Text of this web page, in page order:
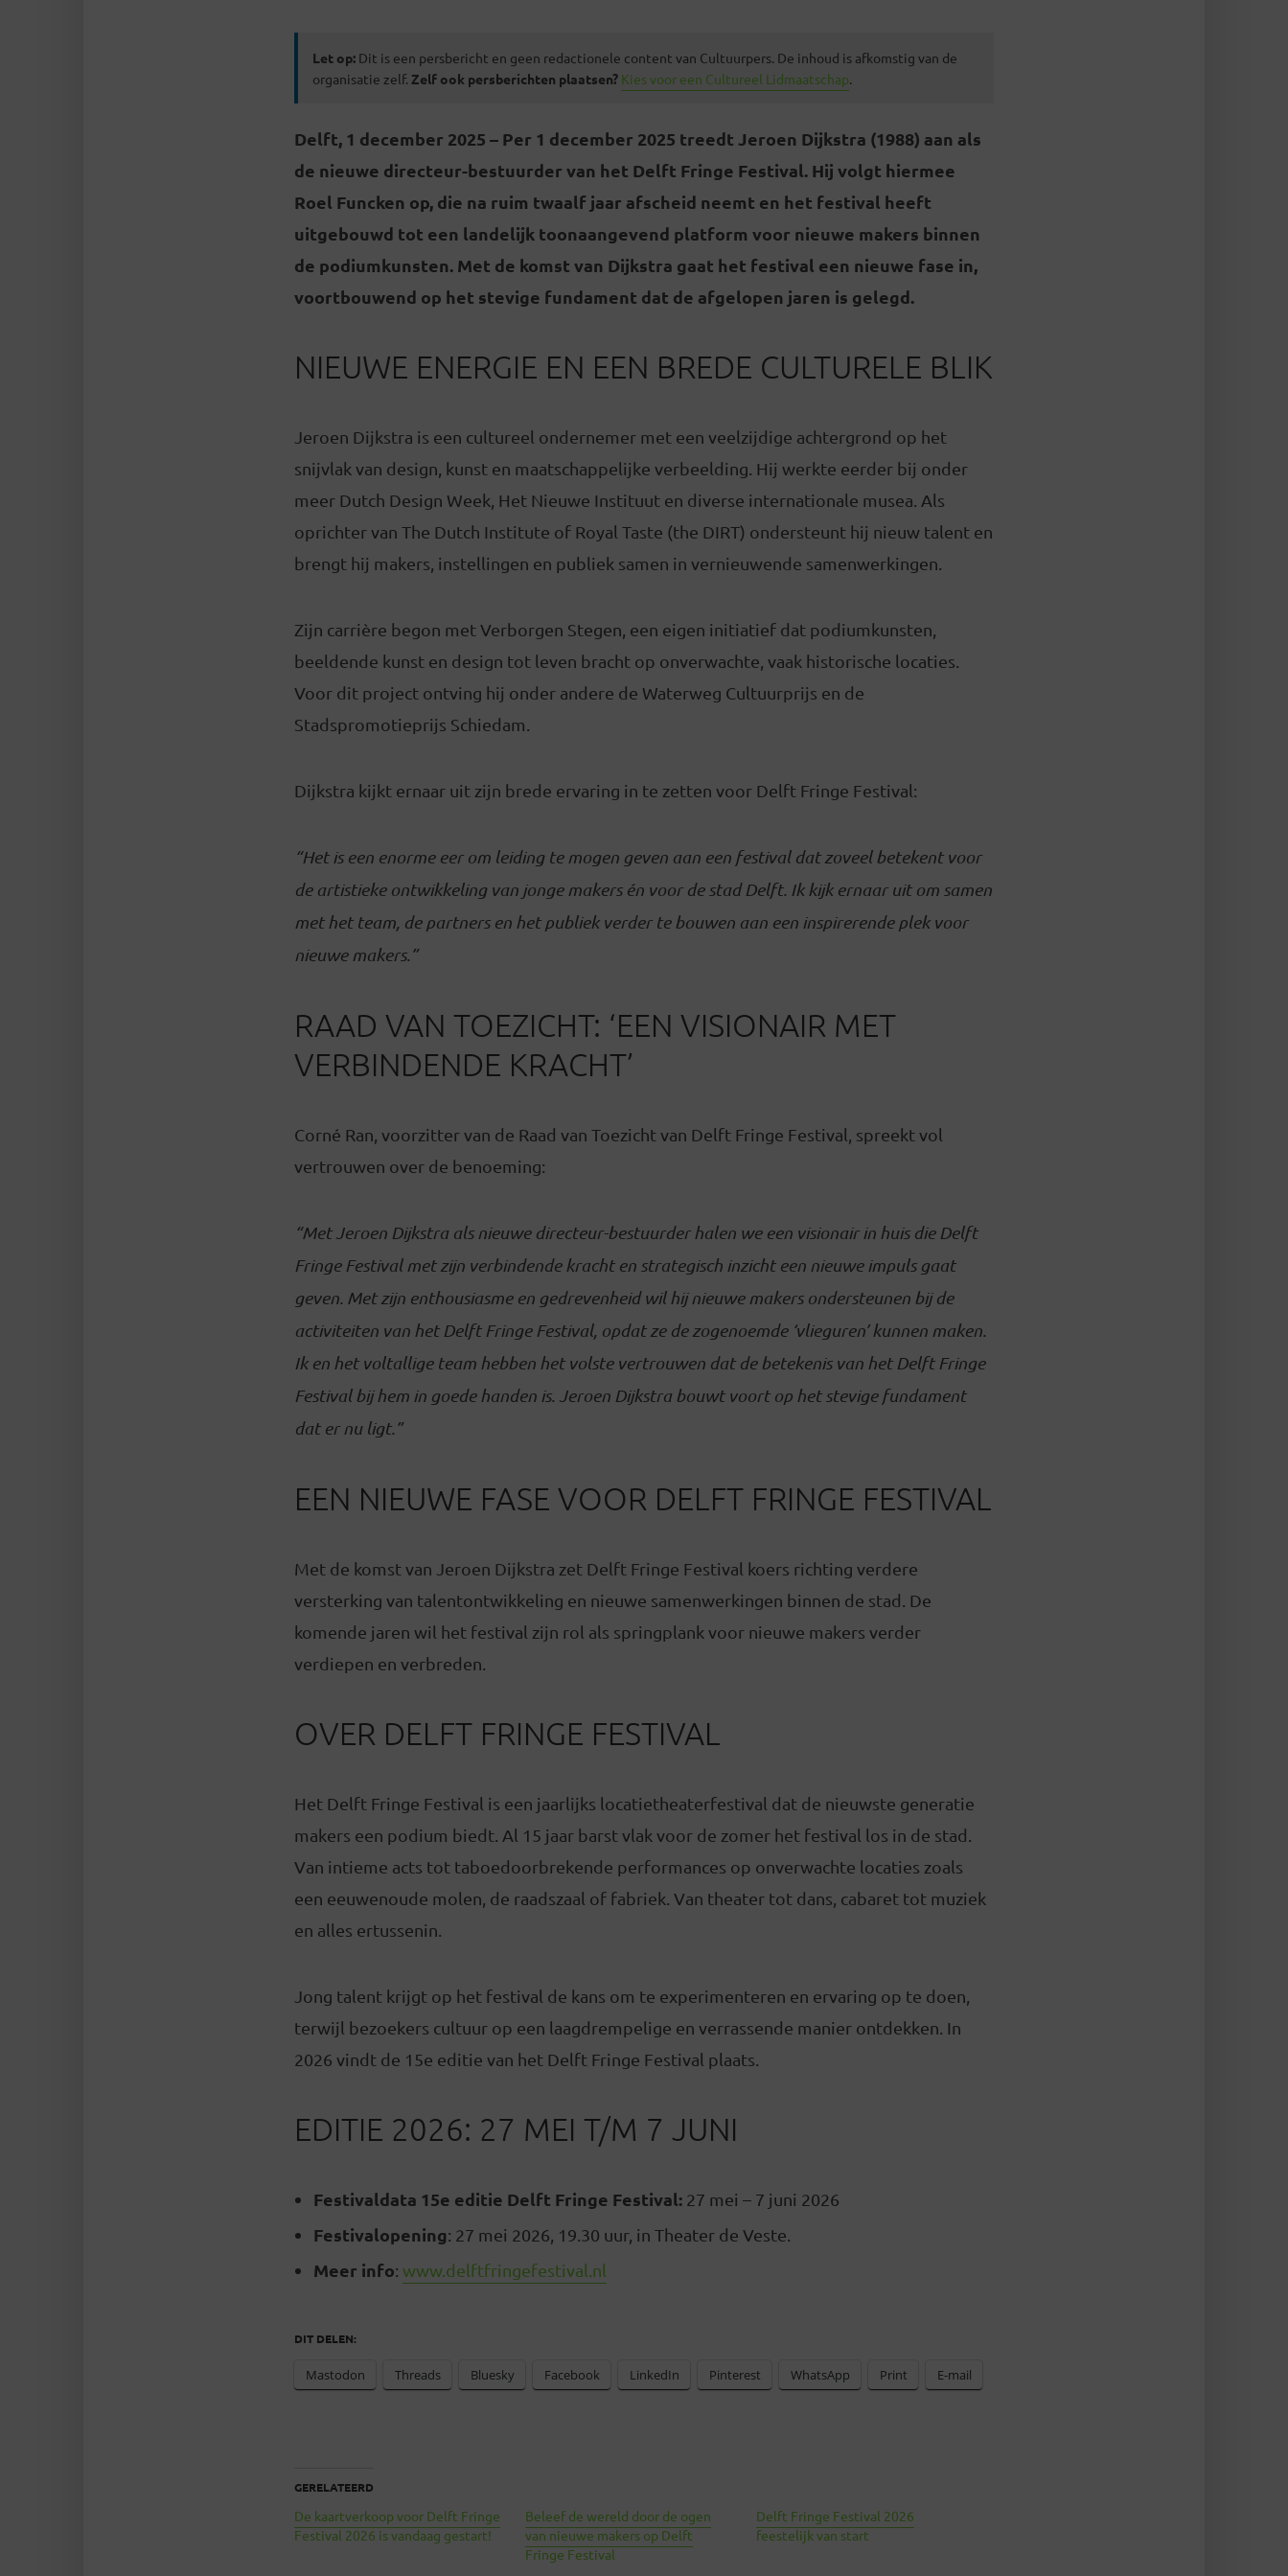
Let op: Dit is een persbericht en geen redactionele content van Cultuurpers. De inhoud is afkomstig van de
organisatie zelf. Zelf ook persberichten plaatsen? Kies voor een Cultureel Lidmaatschap.
Delft, 1 december 2025 – Per 1 december 2025 treedt Jeroen Dijkstra (1988) aan als
de nieuwe directeur-bestuurder van het Delft Fringe Festival. Hij volgt hiermee
Roel Funcken op, die na ruim twaalf jaar afscheid neemt en het festival heeft
uitgebouwd tot een landelijk toonaangevend platform voor nieuwe makers binnen
de podiumkunsten. Met de komst van Dijkstra gaat het festival een nieuwe fase in,
voortbouwend op het stevige fundament dat de afgelopen jaren is gelegd.
NIEUWE ENERGIE EN EEN BREDE CULTURELE BLIK
Jeroen Dijkstra is een cultureel ondernemer met een veelzijdige achtergrond op het
snijvlak van design, kunst en maatschappelijke verbeelding. Hij werkte eerder bij onder
meer Dutch Design Week, Het Nieuwe Instituut en diverse internationale musea. Als
oprichter van The Dutch Institute of Royal Taste (the DIRT) ondersteunt hij nieuw talent en
brengt hij makers, instellingen en publiek samen in vernieuwende samenwerkingen.
Zijn carrière begon met Verborgen Stegen, een eigen initiatief dat podiumkunsten,
beeldende kunst en design tot leven bracht op onverwachte, vaak historische locaties.
Voor dit project ontving hij onder andere de Waterweg Cultuurprijs en de
Stadspromotieprijs Schiedam.
Dijkstra kijkt ernaar uit zijn brede ervaring in te zetten voor Delft Fringe Festival:
“Het is een enorme eer om leiding te mogen geven aan een festival dat zoveel betekent voor
de artistieke ontwikkeling van jonge makers én voor de stad Delft. Ik kijk ernaar uit om samen
met het team, de partners en het publiek verder te bouwen aan een inspirerende plek voor
nieuwe makers.”
RAAD VAN TOEZICHT: ‘EEN VISIONAIR MET
VERBINDENDE KRACHT’
Corné Ran, voorzitter van de Raad van Toezicht van Delft Fringe Festival, spreekt vol
vertrouwen over de benoeming:
“Met Jeroen Dijkstra als nieuwe directeur-bestuurder halen we een visionair in huis die Delft
Fringe Festival met zijn verbindende kracht en strategisch inzicht een nieuwe impuls gaat
geven. Met zijn enthousiasme en gedrevenheid wil hij nieuwe makers ondersteunen bij de
activiteiten van het Delft Fringe Festival, opdat ze de zogenoemde ‘vlieguren’ kunnen maken.
Ik en het voltallige team hebben het volste vertrouwen dat de betekenis van het Delft Fringe
Festival bij hem in goede handen is. Jeroen Dijkstra bouwt voort op het stevige fundament
dat er nu ligt.”
EEN NIEUWE FASE VOOR DELFT FRINGE FESTIVAL
Met de komst van Jeroen Dijkstra zet Delft Fringe Festival koers richting verdere
versterking van talentontwikkeling en nieuwe samenwerkingen binnen de stad. De
komende jaren wil het festival zijn rol als springplank voor nieuwe makers verder
verdiepen en verbreden.
OVER DELFT FRINGE FESTIVAL
Het Delft Fringe Festival is een jaarlijks locatietheaterfestival dat de nieuwste generatie
makers een podium biedt. Al 15 jaar barst vlak voor de zomer het festival los in de stad.
Van intieme acts tot taboedoorbrekende performances op onverwachte locaties zoals
een eeuwenoude molen, de raadszaal of fabriek. Van theater tot dans, cabaret tot muziek
en alles ertussenin.
Jong talent krijgt op het festival de kans om te experimenteren en ervaring op te doen,
terwijl bezoekers cultuur op een laagdrempelige en verrassende manier ontdekken. In
2026 vindt de 15e editie van het Delft Fringe Festival plaats.
EDITIE 2026: 27 MEI T/M 7 JUNI
Festivaldata 15e editie Delft Fringe Festival: 27 mei – 7 juni 2026
Festivalopening: 27 mei 2026, 19.30 uur, in Theater de Veste.
Meer info: www.delftfringefestival.nl
DIT DELEN:
Mastodon Threads Bluesky Facebook LinkedIn Pinterest WhatsApp Print E-mail
GERELATEERD
De kaartverkoop voor Delft Fringe
Festival 2026 is vandaag gestart!
Beleef de wereld door de ogen
van nieuwe makers op Delft
Fringe Festival
Delft Fringe Festival 2026
feestelijk van start